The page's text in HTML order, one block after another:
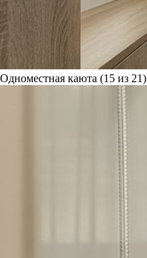
Одноместная каюта (15 из 21)